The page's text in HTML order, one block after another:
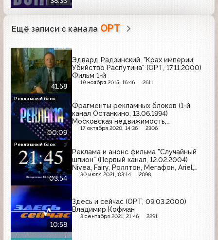
Ещё записи с канала ОРТ
41:58
Эдвард Радзинский. "Крах империи.
Убийство Распутина" (ОРТ, 17.11.2000)
Фильм 1-й
19 ноября 2015, 16:46 2611
00:09
Фрагменты рекламных блоков (1-й
канал Останкино, 13.06.1994)
Московская недвижимость,
Автомобильный всероссийский альянс
17 октября 2020, 14:36 2306
Рекламный блок
03:54
Реклама и анонс фильма "Случайный
шпион" (Первый канал, 12.02.2004)
Nivea, Fairy, Роллтон, Мегафон, Ariel,
Fruttis, MaxFactor
30 июля 2021, 03:14 2098
Рекламный блок
10:58
Здесь и сейчас (ОРТ, 09.03.2000)
Владимир Кофман
3 сентября 2021, 21:46 2291